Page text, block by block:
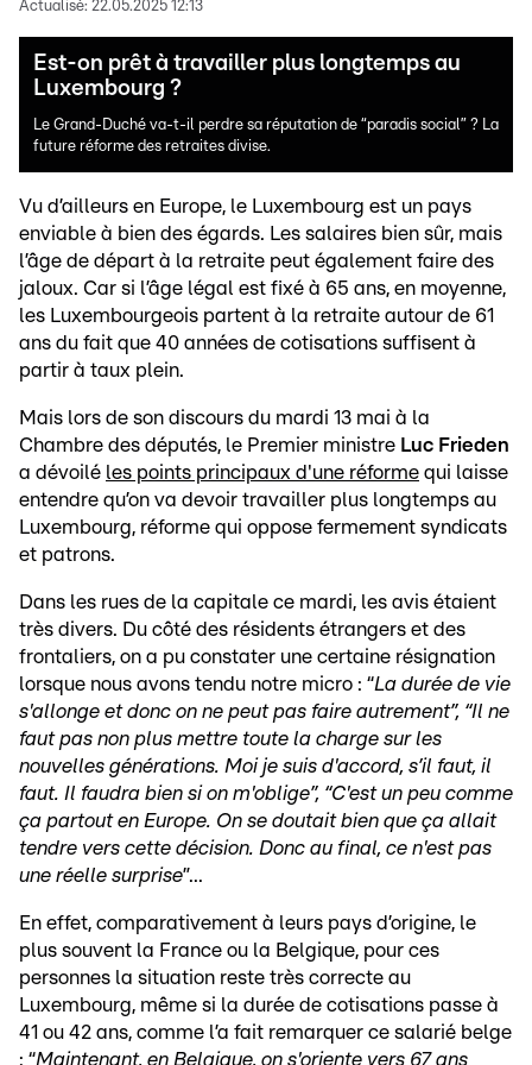
Actualisé: 22.05.2025 12:13
Est-on prêt à travailler plus longtemps au
Luxembourg ?
Le Grand-Duché va-t-il perdre sa réputation de “paradis social” ? La
future réforme des retraites divise.
Vu d’ailleurs en Europe, le Luxembourg est un pays
enviable à bien des égards. Les salaires bien sûr, mais
l’âge de départ à la retraite peut également faire des
jaloux. Car si l’âge légal est fixé à 65 ans, en moyenne,
les Luxembourgeois partent à la retraite autour de 61
ans du fait que 40 années de cotisations suffisent à
partir à taux plein.
Mais lors de son discours du mardi 13 mai à la
Chambre des députés, le Premier ministre Luc Frieden
a dévoilé les points principaux d'une réforme qui laisse
entendre qu’on va devoir travailler plus longtemps au
Luxembourg, réforme qui oppose fermement syndicats
et patrons.
Dans les rues de la capitale ce mardi, les avis étaient
très divers. Du côté des résidents étrangers et des
frontaliers, on a pu constater une certaine résignation
lorsque nous avons tendu notre micro : “La durée de vie
s'allonge et donc on ne peut pas faire autrement”, “Il ne
faut pas non plus mettre toute la charge sur les
nouvelles générations. Moi je suis d'accord, s’il faut, il
faut. Il faudra bien si on m'oblige”, “C'est un peu comme
ça partout en Europe. On se doutait bien que ça allait
tendre vers cette décision. Donc au final, ce n'est pas
une réelle surprise”...
En effet, comparativement à leurs pays d’origine, le
plus souvent la France ou la Belgique, pour ces
personnes la situation reste très correcte au
Luxembourg, même si la durée de cotisations passe à
41 ou 42 ans, comme l’a fait remarquer ce salarié belge
: “Maintenant, en Belgique, on s'oriente vers 67 ans